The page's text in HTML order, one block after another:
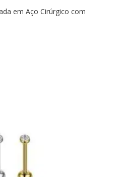
em Aço Cirúrgico com